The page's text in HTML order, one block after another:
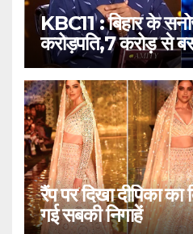
KBC11 : बिहार के
करोड़पति,7 करोड़ से
रैंप पर दिखा दीपिका
गई सबकी निगाहें